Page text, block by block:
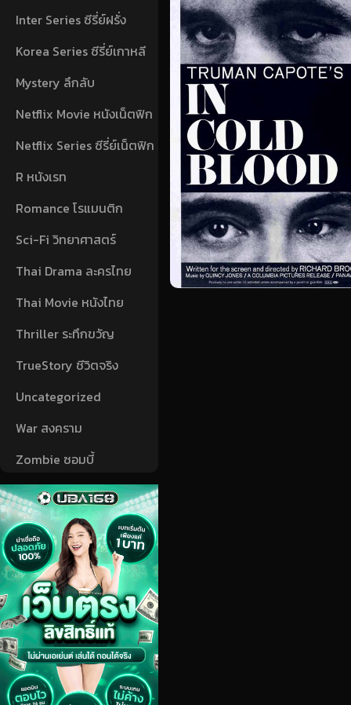
Inter Series ซีรี่ย์ฝรั่ง
Korea Series ซีรี่ย์เกาหลี
Mystery ลึกลับ
Netflix Movie หนังเน็ตฟิก
Netflix Series ซีรี่ย์เน็ตฟิก
R หนังเรท
Romance โรแมนติก
Sci-Fi วิทยาศาสตร์
Thai Drama ละครไทย
Thai Movie หนังไทย
Thriller ระทึกขวัญ
TrueStory ชีวิตจริง
Uncategorized
War สงคราม
Zombie ซอมบี้